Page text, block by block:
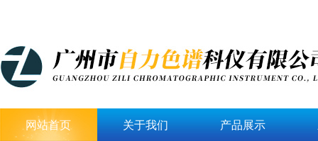
网站首页 关于我们 产品展示